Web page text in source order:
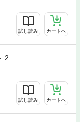
試し読み カートへ
2
試し読み カートへ